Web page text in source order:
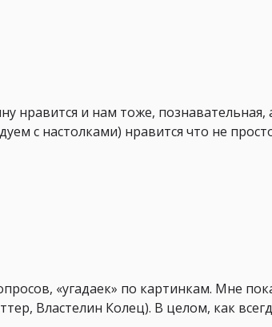
нравится и нам тоже, познавательная,
с настолками) нравится что не
«угадаек» по картинкам. Мне
Властелин Колец). В целом, как